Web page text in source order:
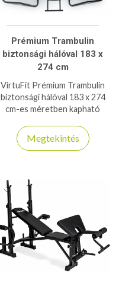
Prémium Trambulin
biztonsági hálóval 183 x
274 cm
VirtuFit Prémium Trambulin
biztonsági hálóval 183 x 274
cm-es méretben kapható
Megtekintés